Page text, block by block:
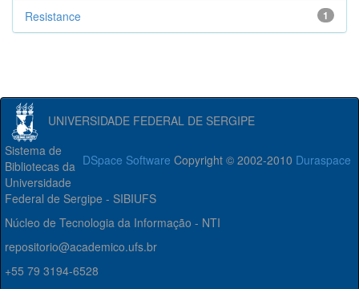
1
Resistance
UNIVERSIDADE FEDERAL DE SERGIPE
DSpace Software Copyright © 2002-2010 Duraspace
Sistema de
Bibliotecas da
Universidade
Federal de Sergipe - SIBIUFS
Núcleo de Tecnologia da Informação - NTI
repositorio@academico.ufs.br
+55 79 3194-6528